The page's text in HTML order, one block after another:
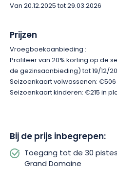
Op zoek naar een uitzonderlijk
ervaring van La Bresse-Hohneck!
Van 20.12.2025 tot 29.03.2026
Prijzen
Vroegboekaanbieding :
Profiteer van 20% korting op de
de gezinsaanbieding) tot 19/12/
Seizoenkaart volwassenen:
Seizoenkaart kinderen: €215 in
Bij de prijs inbegrepen:
Toegang tot de 30
Grand Domaine